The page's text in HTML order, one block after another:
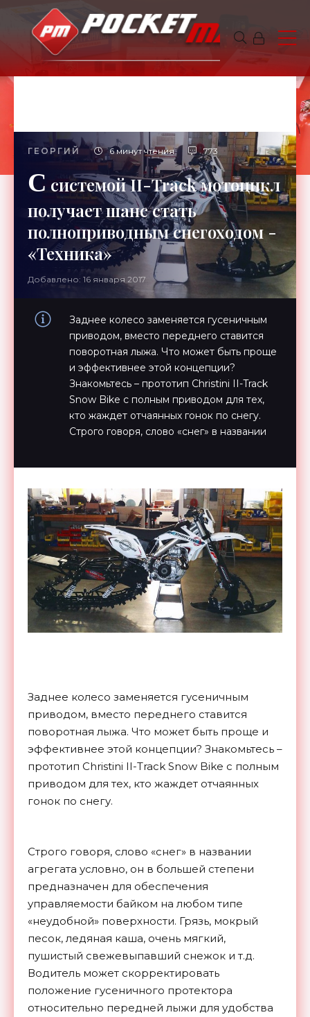
ГЕОРГИЙ 6 минут чтения 773
С системой II-Track мотоцикл
получает шанс стать
полноприводным снегоходом -
«Техника»
Добавлено: 16 января 2017
Заднее колесо заменяется гусеничным
приводом, вместо переднего ставится
поворотная лыжа. Что может быть проще
и эффективнее этой концепции?
Знакомьтесь – прототип Christini II-Track
Snow Bike с полным приводом для тех,
кто жаждет отчаянных гонок по снегу.
Строго говоря, слово «снег» в названии
Заднее колесо заменяется гусеничным
приводом, вместо переднего ставится
поворотная лыжа. Что может быть проще и
эффективнее этой концепции? Знакомьтесь –
прототип Christini II-Track Snow Bike с полным
приводом для тех, кто жаждет отчаянных
гонок по снегу.
Строго говоря, слово «снег» в названии
агрегата условно, он в большей степени
предназначен для обеспечения
управляемости байком на любом типе
«неудобной» поверхности. Грязь, мокрый
песок, ледяная каша, очень мягкий,
пушистый свежевыпавший снежок и т.д.
Водитель может скорректировать
положение гусеничного протектора
относительно передней лыжи для удобства